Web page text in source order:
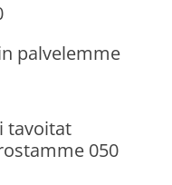
palvelemme
tavoitat
050